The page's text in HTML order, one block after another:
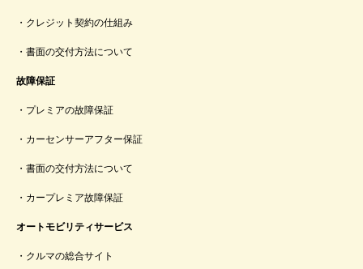
クレジット契約の仕組み
書面の交付方法について
故障保証
プレミアの故障保証
カーセンサーアフター保証
書面の交付方法について
カープレミア故障保証
オートモビリティサービス
クルマの総合サイト